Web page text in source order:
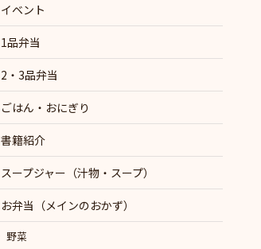
イベント
1品弁当
2・3品弁当
ごはん・おにぎり
書籍紹介
スープジャー（汁物・スープ）
お弁当（メインのおかず）
野菜